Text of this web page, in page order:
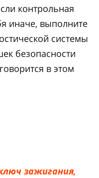
контрольная
иначе, выполните
системы
безопасности
в этом
зажигания,